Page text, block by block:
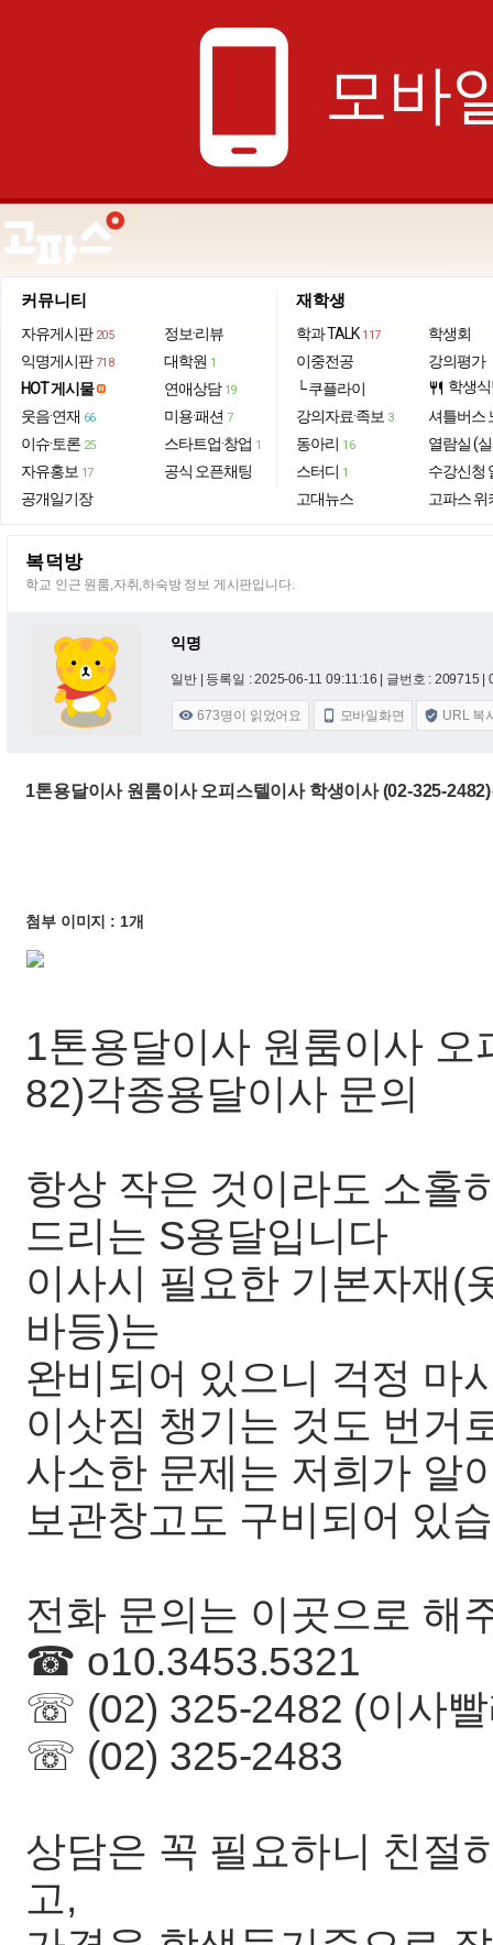
phone_android 모바
커뮤니티
자유게시판 205
익명게시판 718
HOT 게시물
웃음·연재 66
이슈·토론 25
자유홍보 17
공개일기장
정보·리뷰
대학원 1
연애상담 19
미용·패션 7
스타트업·창업 1
공식 오픈채팅
재학생
학과 TALK 117
이중전공
└ 쿠플라이
강의자료·족보 3
동아리 16
스터디 1
고대뉴스
학생회
강의평가
restaurant 학생
셔틀버스
열람실 (
수강신청
고파스 위
복덕방
학교 인근 원룸,자취,하숙방 정보 게시판입니다.
익명
일반 | 등록일 : 2025-06-11 09:11:16 | 글번호 : 209715 |
 673명이 읽었어요  모바일화면  URL 복
1톤용달이사 원룸이사 오피스텔이사 학생이사 (02-325-
첨부 이미지 : 1개
1톤용달이사 원룸이사
82)각종용달이사 문의
항상 작은 것이라도 소홀
드리는 S용달입니다
이사시 필요한 기본자재(
바등)는
완비되어 있으니 걱정 마
이삿짐 챙기는 것도 번거
사소한 문제는 저희가 알
보관창고도 구비되어 있
전화 문의는 이곳으로 해
☎ o10.3453.5321
☏ (02) 325-2482 (이사
☏ (02) 325-2483
상담은 꼭 필요하니 친절
고,